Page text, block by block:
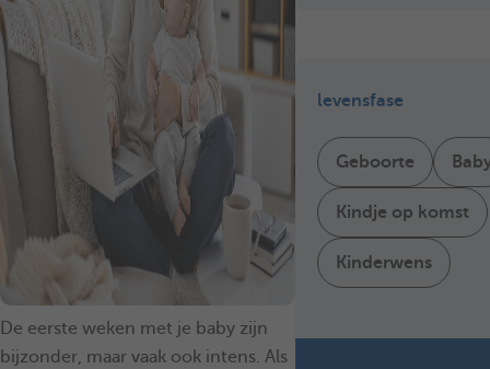
De eerste weken met je baby zijn
bijzonder, maar vaak ook intens. Als
levensfase
Geboorte
Kindje op komst
Kinderwens